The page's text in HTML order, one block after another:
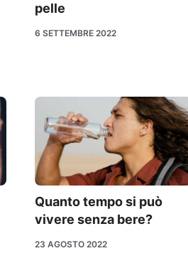
pelle
6 SETTEMBRE 2022
Quanto tempo si può
vivere senza bere?
23 AGOSTO 2022